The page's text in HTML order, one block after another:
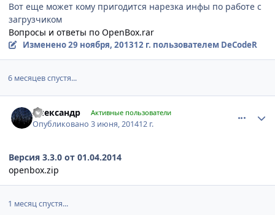
Вот еще может кому пригодится нарезка инфы по работе с
загрузчиком
Вопросы и ответы по OpenBox.rar
Изменено29 ноября, 201312 г. пользователем DеCоdеR
6 месяцев спустя...
Алекcандр Активные пользователи
Опубликовано3 июня, 201412 г.
Версия 3.3.0 от 01.04.2014
openbox.zip
1 месяц спустя...